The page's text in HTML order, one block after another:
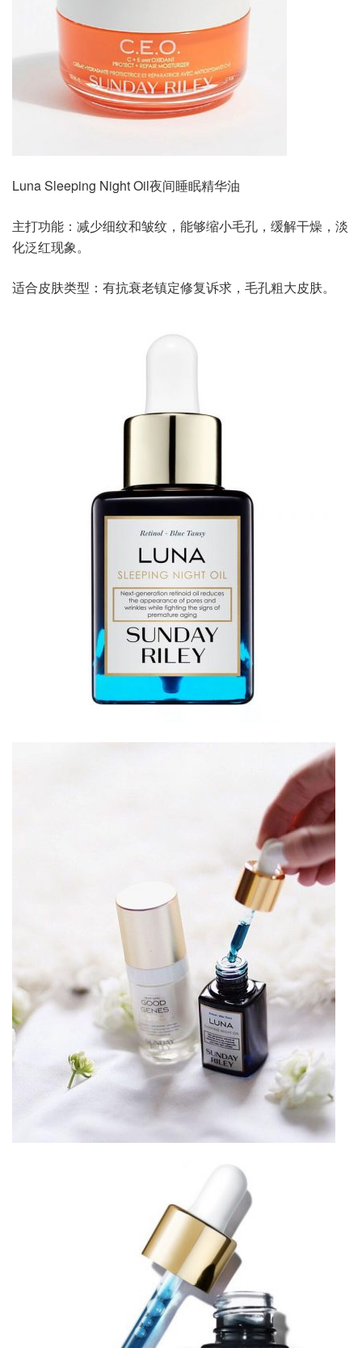
Luna Sleeping Night Oil夜间睡眠精华油
主打功能：减少细纹和皱纹，能够缩小毛孔，缓解干燥，淡
化泛红现象。
适合皮肤类型：有抗衰老镇定修复诉求，毛孔粗大皮肤。